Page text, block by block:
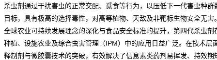
杀虫剂通过干扰害虫的正常交配、觅食等行为，以压低下一代害虫种群
目标，具有极高的选择毒性，对高等植物、天敌及非靶标生物安全无害
全球农业可持续发展理念的深化与食品安全标准的提升，第四代杀虫剂
种植、设施农业及综合虫害管理（IPM）中的应用日益广泛。在技术层
释制剂与微胶囊技术的突破，有效解决了信息素类药剂易挥发、持效期